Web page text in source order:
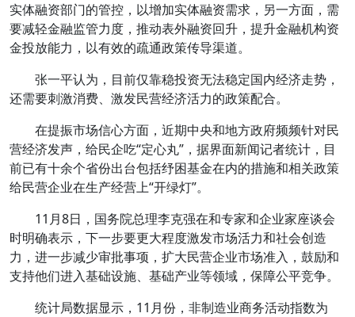
实体融资部门的管控，以增加实体融资需求，另一方面，需
要减轻金融监管力度，推动表外融资回升，提升金融机构资
金投放能力，以有效的疏通政策传导渠道。
张一平认为，目前仅靠稳投资无法稳定国内经济走势，
还需要刺激消费、激发民营经济活力的政策配合。
在提振市场信心方面，近期中央和地方政府频频针对民
营经济发声，给民企吃“定心丸”，据界面新闻记者统计，目
前已有十余个省份出台包括纾困基金在内的措施和相关政策
给民营企业在生产经营上“开绿灯”。
11月8日，国务院总理李克强在和专家和企业家座谈会
时明确表示，下一步要更大程度激发市场活力和社会创造
力，进一步减少审批事项，扩大民营企业市场准入，鼓励和
支持他们进入基础设施、基础产业等领域，保障公平竞争。
统计局数据显示，11月份，非制造业商务活动指数为